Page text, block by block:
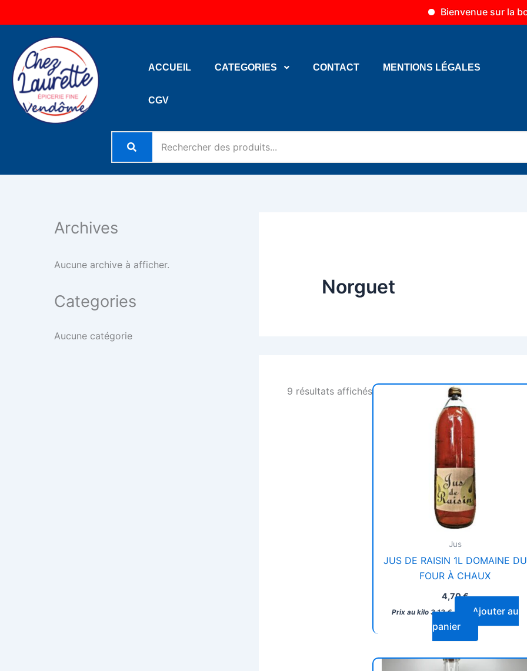
Bienvenue sur la boutique
au
ACCUEIL CATEGORIES CONTACT MENTIONS LÉGALES
CGV
Archives
Aucune archive à afficher.
Categories
Aucune catégorie
Norguet
9 résultats affichés
Jus
JUS DE RAISIN 1L DOMAINE DU
FOUR À CHAUX
4,70€
Prix au kilo 3,13€
Ajouter au
panier